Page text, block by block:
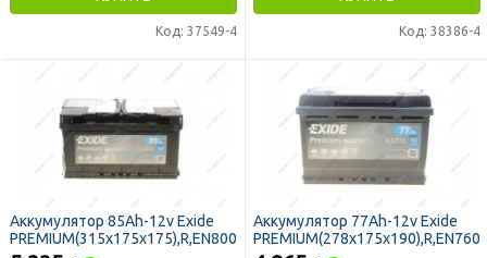
Код: 37549-4 Код: 38386-4
Аккумулятор 85Ah-12v Exide
PREMIUM(315х175х175),R,EN800
Аккумулятор 77Ah-12v Exide
PREMIUM(278х175х190),R,EN760